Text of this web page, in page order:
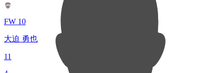
FW 10
大迫 勇也
11